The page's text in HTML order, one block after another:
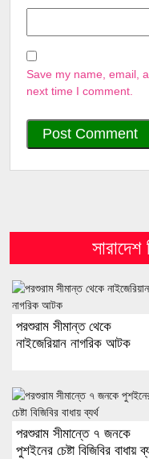
Save my name, email,
next time I comment.
পরশুরাম সীমান্ত থেকে
নাইজেরিয়ান নাগরিক আটক
পরশুরাম সীমান্তে ৭ জনকে
পুশইনের চেষ্টা বিজিবির বাধায়